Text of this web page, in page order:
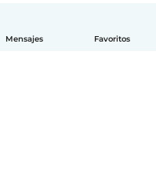
Mensajes Favoritos